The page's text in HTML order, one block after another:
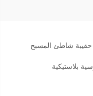
حقيبة شاطئ المسبح
بلاستيكية